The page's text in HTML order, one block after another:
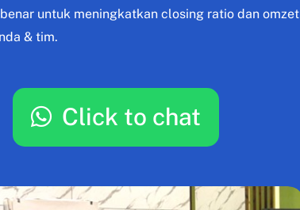
untuk meningkatkan closing ratio dan omzet
& tim.
Click to chat